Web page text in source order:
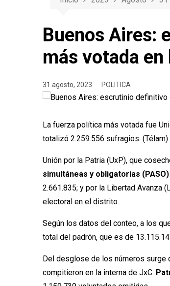
Buenos Aires:
más votada en
31 agosto, 2023 POLITICA
La fuerza política más votada fue
totalizó 2.259.556 sufragios. (Télam)
Unión por la Patria (UxP), que
simultáneas y obligatorias (PASO)
2.661.835; y por la Libertad Avanza
electoral en el distrito.
Según los datos del conteo, a los
total del padrón, que es de
Del desglose de los números surge
compitieron en la interna de JxC: